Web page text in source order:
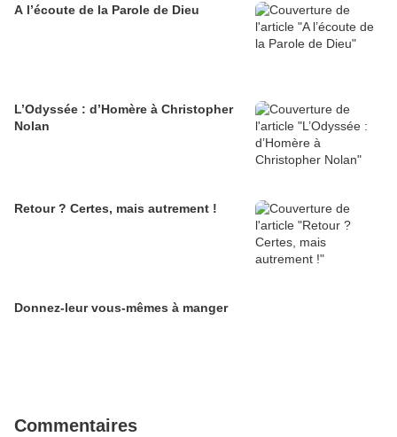
A l’écoute de la Parole de Dieu
L’Odyssée : d’Homère à Christopher
Nolan
Retour ? Certes, mais autrement !
Donnez-leur vous-mêmes à manger
Commentaires